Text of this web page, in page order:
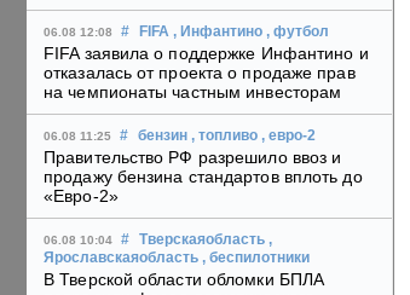
06.08 12:08 # FIFA , Инфантино , футбол
FIFA заявила о поддержке Инфантино и
отказалась от проекта о продаже прав
на чемпионаты частным инвесторам
06.08 11:25 # бензин , топливо , евро-2
Правительство РФ разрешило ввоз и
продажу бензина стандартов вплоть до
«Евро-2»
06.08 10:04 # Тверскаяобласть ,
Ярославскаяобласть , беспилотники
В Тверской области обломки БПЛА